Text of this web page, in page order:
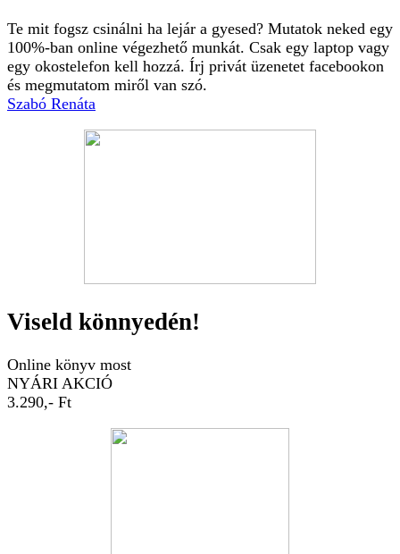
Te mit fogsz csinálni ha lejár a gyesed? Mutatok neked egy
100%-ban online végezhető munkát. Csak egy laptop vagy
egy okostelefon kell hozzá. Írj privát üzenetet facebookon
és megmutatom miről van szó.
Szabó Renáta
Viseld könnyedén!
Online könyv most
NYÁRI AKCIÓ
3.290,- Ft